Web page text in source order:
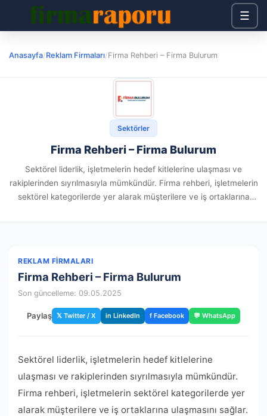
☰
Anasayfa/Reklam Firmaları/Firma Rehberi – Firma Bulurum
Sektörler
Firma Rehberi – Firma Bulurum
Sektörel liderlik, işletmelerin hedef kitlelerine ulaşması ve
rakiplerinden sıyrılmasıyla mümkündür. Firma rehberi, işletmelerin
sektörel kategorilerde yer alarak müşterilere ve iş ortaklarına
REKLAM FIRMALARI
Firma Rehberi – Firma Bulurum
Son güncelleme: 09.05.2025
Paylaş 𝕏 Twitter / X in LinkedIn f Facebook 💬 WhatsApp
Sektörel liderlik, işletmelerin hedef kitlelerine
ulaşması ve rakiplerinden sıyrılmasıyla mümkündür.
Firma rehberi, işletmelerin sektörel kategorilerde yer
alarak müşterilere ve iş ortaklarına ulaşmasını sağlar.